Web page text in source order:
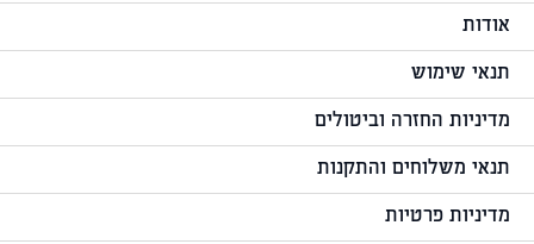
אודות
תנאי שימוש
מדיניות החזרה וביטולים
תנאי משלוחים והתקנות
מדיניות פרטיות